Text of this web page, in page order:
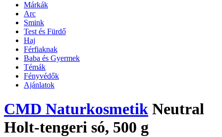
Márkák
Arc
Smink
Test és Fürdő
Haj
Férfiaknak
Baba és Gyermek
Témák
Fényvédők
Ajánlatok
CMD Naturkosmetik Neutral
Holt-tengeri só, 500 g